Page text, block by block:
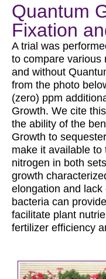
Quantum
Fixation
A trial was
to compare various
and without
from the photo
(zero) ppm
Growth. We cite
the ability of the
Growth to
make it available
nitrogen in both
growth
elongation and
bacteria can
facilitate plant
fertilizer efficiency